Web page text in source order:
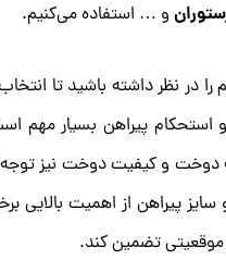
و … استفاده می‌کنیم.
در نظر داشته باشید تا
پیراهن بسیار مهم
دوخت و کیفیت دوخت نیز
پیراهن از اهمیت بالایی
موقعیتی تضمین کند.